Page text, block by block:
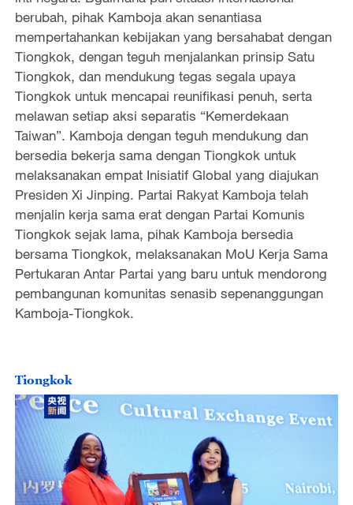
berubah, pihak Kamboja akan senantiasa
mempertahankan kebijakan yang bersahabat dengan
Tiongkok, dengan teguh menjalankan prinsip Satu
Tiongkok, dan mendukung tegas segala upaya
Tiongkok untuk mencapai reunifikasi penuh, serta
melawan setiap aksi separatis “Kemerdekaan
Taiwan”. Kamboja dengan teguh mendukung dan
bersedia bekerja sama dengan Tiongkok untuk
melaksanakan empat Inisiatif Global yang diajukan
Presiden Xi Jinping. Partai Rakyat Kamboja telah
menjalin kerja sama erat dengan Partai Komunis
Tiongkok sejak lama, pihak Kamboja bersedia
bersama Tiongkok, melaksanakan MoU Kerja Sama
Pertukaran Antar Partai yang baru untuk mendorong
pembangunan komunitas senasib sepenanggungan
Kamboja-Tiongkok.
Tiongkok